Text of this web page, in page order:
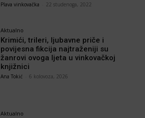
Plava vinkovačka 22 studenoga, 2022
Aktualno
Krimići, trileri, ljubavne priče i
povijesna fikcija najtraženiji su
žanrovi ovoga ljeta u vinkovačkoj
knjižnici
Ana Tokić 6 kolovoza, 2026
Aktualno